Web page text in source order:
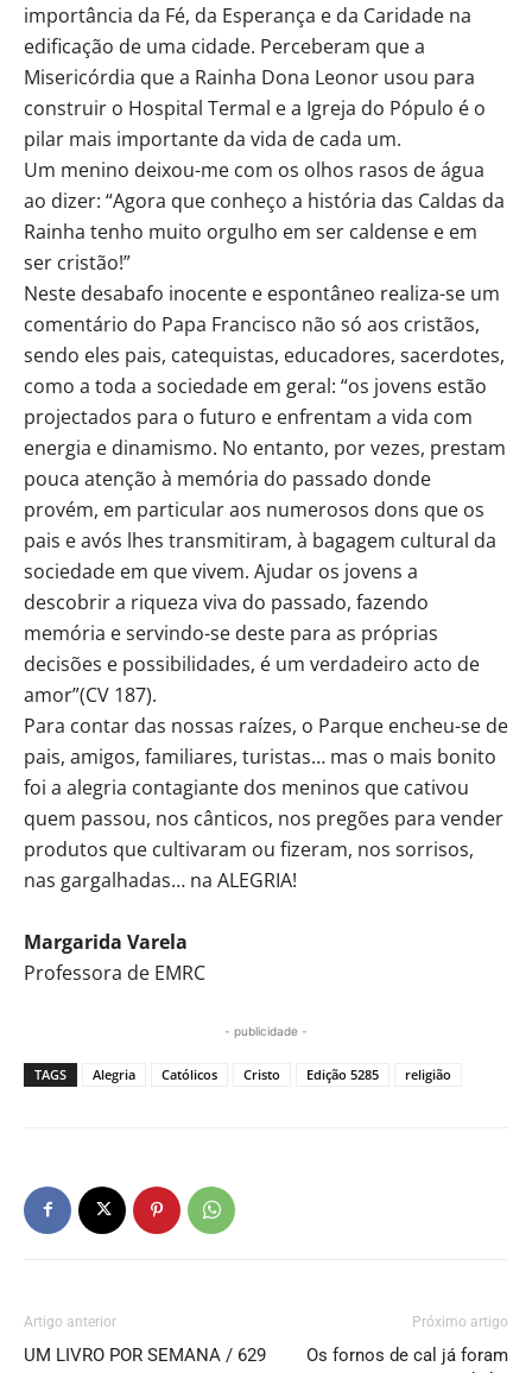
importância da Fé, da Esperança e da Caridade na
edificação de uma cidade. Perceberam que a
Misericórdia que a Rainha Dona Leonor usou para
construir o Hospital Termal e a Igreja do Pópulo é o
pilar mais importante da vida de cada um.
Um menino deixou-me com os olhos rasos de água
ao dizer: “Agora que conheço a história das Caldas da
Rainha tenho muito orgulho em ser caldense e em
ser cristão!”
Neste desabafo inocente e espontâneo realiza-se um
comentário do Papa Francisco não só aos cristãos,
sendo eles pais, catequistas, educadores, sacerdotes,
como a toda a sociedade em geral: “os jovens estão
projectados para o futuro e enfrentam a vida com
energia e dinamismo. No entanto, por vezes, prestam
pouca atenção à memória do passado donde
provém, em particular aos numerosos dons que os
pais e avós lhes transmitiram, à bagagem cultural da
sociedade em que vivem. Ajudar os jovens a
descobrir a riqueza viva do passado, fazendo
memória e servindo-se deste para as próprias
decisões e possibilidades, é um verdadeiro acto de
amor”(CV 187).
Para contar das nossas raízes, o Parque encheu-se de
pais, amigos, familiares, turistas… mas o mais bonito
foi a alegria contagiante dos meninos que cativou
quem passou, nos cânticos, nos pregões para vender
produtos que cultivaram ou fizeram, nos sorrisos,
nas gargalhadas… na ALEGRIA!
Margarida Varela
Professora de EMRC
- publicidade -
TAGS Alegria Católicos Cristo Edição 5285 religião
Artigo anterior
UM LIVRO POR SEMANA / 629
Próximo artigo
Os fornos de cal já foram